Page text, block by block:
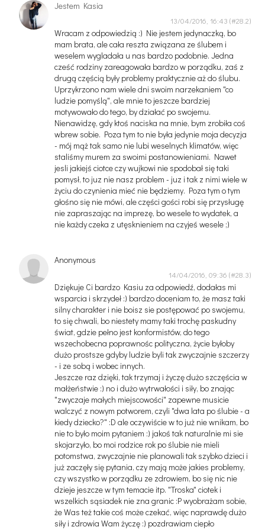
Jestem Kasia
13/04/2016, 16:43
Wracam z odpowiedzią :) Nie jestem jedynaczką, bo
mam brata, ale cała reszta związana ze ślubem i
weselem wygladała u nas bardzo podobnie. Jedna
cześć rodziny zareagowała bardzo w porządku, zaś z
drugą częścią były problemy praktycznie aż do ślubu.
Uprzykrzono nam wiele dni swoim narzekaniem "co
ludzie pomyślą", ale mnie to jeszcze bardziej
motywowało do tego, by działać po swojemu.
Nienawidzę, gdy ktoś naciska na mnie, bym zrobiła coś
wbrew sobie. Poza tym to nie była jedynie moja decyzja
- mój mąż tak samo nie lubi weselnych klimatów, więc
staliśmy murem za swoimi postanowieniami. Nawet
jesli jakiejś ciotce czy wujkowi nie spodobał się taki
pomysł, to juz nie nasz problem - juz i tak z nimi wiele w
życiu do czynienia mieć nie będziemy. Poza tym o tym
głośno się nie mówi, ale części gości robi się przysługę
nie zapraszając na imprezę, bo wesele to wydatek, a
nie każdy czeka z utęsknieniem na czyjeś wesele ;)
Anonymous
14/04/2016, 09:36
Dziękuje Ci bardzo Kasiu za odpowiedź, dodałas mi
wsparcia i skrzydeł :) bardzo doceniam to, że masz taki
silny charakter i nie boisz sie postępować po swojemu,
to się chwali, bo niestety mamy taki trochę paskudny
świat, gdzie pełno jest konformistów, do tego
wszechobecna poprawnośc polityczna, życie byłoby
dużo prostsze gdyby ludzie byli tak zwyczajnie szczerzy
- i ze sobą i wobec innych.
Jeszcze raz dzięki, tak trzymaj i życzę dużo szczęścia w
małżeństwie :) no i dużo wytrwałości i siły, bo znając
"zwyczaje małych miejscowości" zapewne musicie
walczyć z nowym potworem, czyli "dwa lata po ślubie - a
kiedy dziecko?" :D ale oczywiście w to już nie wnikam, bo
nie to było moim pytaniem :) jakoś tak naturalnie mi sie
skojarzyło, bo moi rodzice rok po ślubie nie mieli
potomstwa, zwyczajnie nie planowali tak szybko dzieci i
już zaczęły się pytania, czy mają może jakies problemy,
czy wszystko w porządku ze zdrowiem, bo się nic nie
dzieje jeszcze w tym temacie itp. "Troska" ciotek i
wszelkich sąsiadek nie zna granic :P wyobrażam sobie,
że Was też takie coś może czekać, więc naprawdę dużo
siły i zdrowia Wam życzę :) pozdrawiam ciepło